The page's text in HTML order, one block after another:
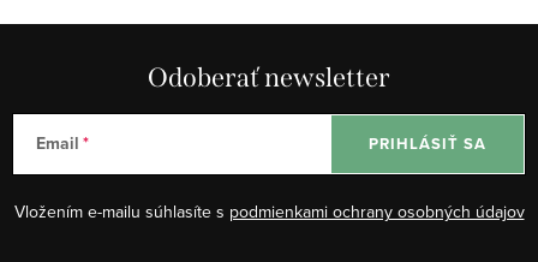
Odoberať newsletter
Email
Vložením e-mailu súhlasíte s podmienkami ochrany osobných údajov
PRIHLÁSIŤ SA